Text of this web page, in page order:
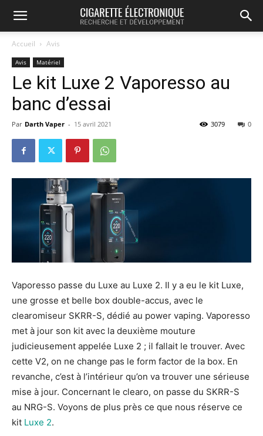
Accueil Avis
Avis Matériel
Le kit Luxe 2 Vaporesso au
banc d’essai
Par Darth Vaper - 15 avril 2021 0
3079
Vaporesso passe du Luxe au Luxe 2. Il y a eu le kit Luxe,
une grosse et belle box double-accus, avec le
clearomiseur SKRR-S, dédié au power vaping. Vaporesso
met à jour son kit avec la deuxième mouture
judicieusement appelée Luxe 2 ; il fallait le trouver. Avec
cette V2, on ne change pas le form factor de la box. En
revanche, c’est à l’intérieur qu’on va trouver une sérieuse
mise à jour. Concernant le clearo, on passe du SKRR-S
au NRG-S. Voyons de plus près ce que nous réserve ce
kit Luxe 2.